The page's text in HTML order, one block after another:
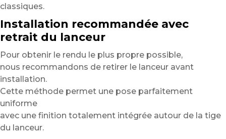
classiques.
Installation recommandée avec
retrait du lanceur
Pour obtenir le rendu le plus propre possible,
nous recommandons de retirer le lanceur avant
installation.
Cette méthode permet une pose parfaitement
uniforme
avec une finition totalement intégrée autour de la tige
du lanceur.